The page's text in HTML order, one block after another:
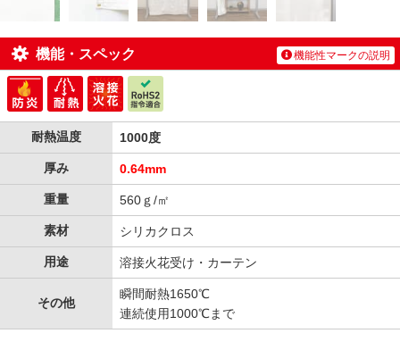
機能・スペック 機能性マークの説明
耐熱温度 1000度
厚み 0.64mm
重量 560ｇ/㎡
素材 シリカクロス
用途 溶接火花受け・カーテン
その他
瞬間耐熱1650℃
連続使用1000℃まで